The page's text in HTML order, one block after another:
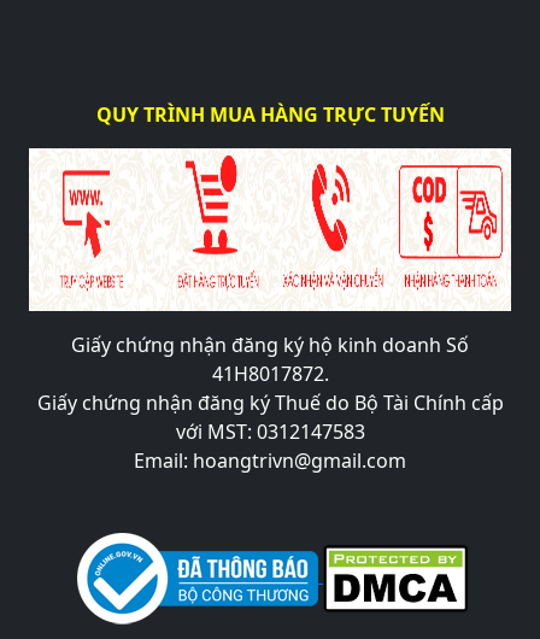
QUY TRÌNH MUA HÀNG TRỰC TUYẾN
Giấy chứng nhận đăng ký hộ kinh doanh Số
41H8017872.
Giấy chứng nhận đăng ký Thuế do Bộ Tài Chính cấp
với MST: 0312147583
Email: hoangtrivn@gmail.com